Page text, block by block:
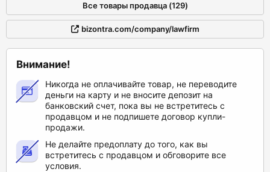
Все товары продавца (129)
bizontra.com/company/lawfirm
Внимание!
Никогда не оплачивайте товар, не переводите
деньги на карту и не вносите депозит на
банковский счет, пока вы не встретитесь с
продавцом и не подпишете договор купли-
продажи.
Не делайте предоплату до того, как вы
встретитесь с продавцом и обговорите все
условия.